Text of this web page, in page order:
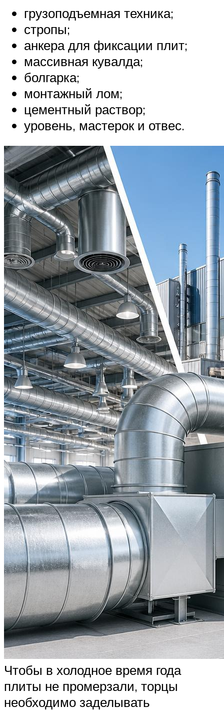
грузоподъемная техника;
стропы;
анкера для фиксации плит;
массивная кувалда;
болгарка;
монтажный лом;
цементный раствор;
уровень, мастерок и отвес.
Чтобы в холодное время года
плиты не промерзали, торцы
необходимо заделывать